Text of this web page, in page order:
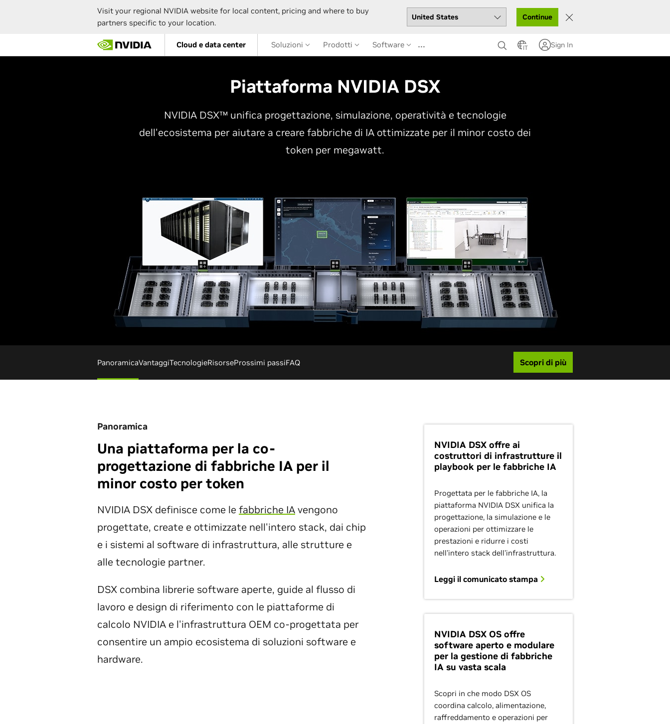
Visit your regional NVIDIA website for local content, pricing and where to buy
partners specific to your location.
Continue
main
Cloud e data center Soluzioni Prodotti Software … IT Sign In
Piattaforma NVIDIA DSX
NVIDIA DSX™ unifica progettazione, simulazione, operatività e tecnologie
dell'ecosistema per aiutare a creare fabbriche di IA ottimizzate per il minor costo dei
token per megawatt.
PanoramicaVantaggiTecnologieRisorseProssimi passiFAQ Scopri di più
Panoramica
Una piattaforma per la co-
progettazione di fabbriche IA per il
minor costo per token
NVIDIA DSX definisce come le fabbriche IAvengono
progettate, create e ottimizzate nell'intero stack, dai chip
e i sistemi al software di infrastruttura, alle strutture e
alle tecnologie partner.
DSX combina librerie software aperte, guide al flusso di
lavoro e design di riferimento con le piattaforme di
calcolo NVIDIA e l'infrastruttura OEM co-progettata per
consentire un ampio ecosistema di soluzioni software e
hardware.
NVIDIA DSX offre ai
costruttori di infrastrutture il
playbook per le fabbriche IA
Progettata per le fabbriche IA, la
piattaforma NVIDIA DSX unifica la
progettazione, la simulazione e le
operazioni per ottimizzare le
prestazioni e ridurre i costi
nell'intero stack dell'infrastruttura.
Leggi il comunicato stampa
NVIDIA DSX OS offre
software aperto e modulare
per la gestione di fabbriche
IA su vasta scala
Scopri in che modo DSX OS
coordina calcolo, alimentazione,
raffreddamento e operazioni per